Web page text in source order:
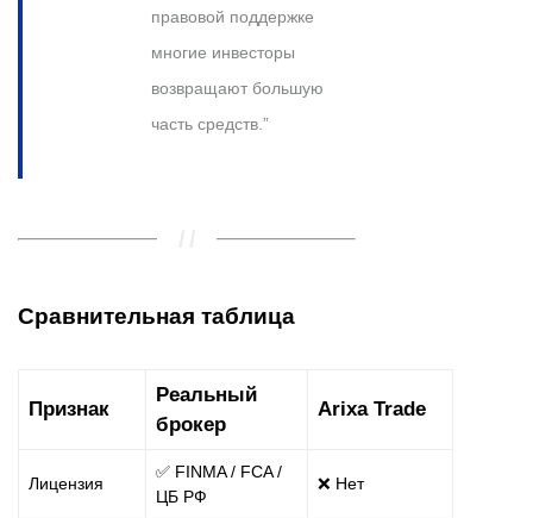
правовой поддержке
многие инвесторы
возвращают большую
часть средств.”
Сравнительная таблица
Признак
Реальный
брокер
Arixa Trade
Лицензия
✅ FINMA / FCA /
ЦБ РФ
❌ Нет